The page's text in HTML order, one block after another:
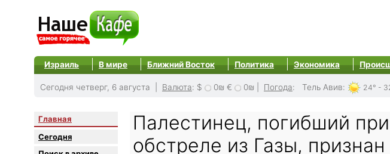
Израиль В мире Ближний Восток Политика Экономика
Сегодня четверг, 6 августа | Валюта: $ 0₪ € 0₪ Погода: Тель Авив: 24° -
Главная
Сегодня
Палестинец, погибший
обстреле из Газы,